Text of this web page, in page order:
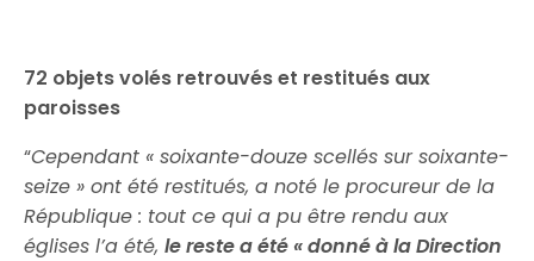
72 objets volés retrouvés et restitués aux
paroisses
“Cependant « soixante-douze scellés sur soixante-
seize » ont été restitués, a noté le procureur de la
République : tout ce qui a pu être rendu aux
églises l’a été,le reste a été « donné à la Direction